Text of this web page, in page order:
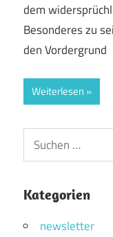
dem
Besonderes zu
den Vordergrund
Weiterlesen
Suchen
nach:
Kategorien
newsletter